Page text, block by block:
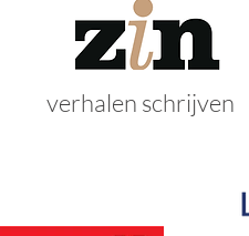
verhalen schrijven